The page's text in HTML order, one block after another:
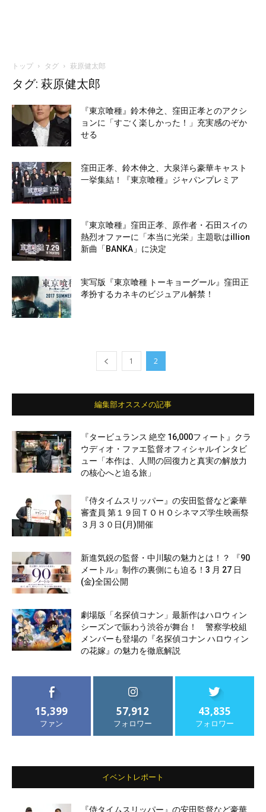
トップ タグ 萩原健太郎
タグ: 萩原健太郎
『東京喰種』鈴木伸之、窪田正孝とのアクシ
ョンに「すごく楽しかった！」充実感のぞか
せる
窪田正孝、鈴木伸之、大泉洋ら豪華キャスト
一挙集結！『東京喰種』ジャパンプレミア
『東京喰種』窪田正孝、原作者・石田スイの
熱烈オファーに「本当に光栄」主題歌はillion
新曲「BANKA」に決定
実写版『東京喰種 トーキョーグール』窪田正
孝扮するカネキのビジュアル解禁！
1 2
編集部オススメの記事
『タービュランス 絶空 16,000フィート』クラ
ウディオ・ファエ監督オフィシャルインタビ
ュー「本作は、人間の回復力と真実の解放力
の核心へと迫る旅」
『侍タイムスリッパー』の安田監督など豪華
審査員 第１９回ＴＯＨＯシネマズ学生映画祭
３月３０日(月)開催
新進気鋭の監督・中川駿の魅力とは！？ 『90
メートル』制作の裏側にも迫る！3 月 27 日
(金)全国公開
劇場版「名探偵コナン」最新作はハロウィン
シーズンで賑わう渋谷が舞台！ 警察学校組
メンバーも登場の『名探偵コナン ハロウィン
の花嫁』の魅力を徹底解説
15,399
ファン
57,912
フォロワー
43,835
フォロワー
イベントレポート
『侍タイムスリッパー』の安田監督など豪華